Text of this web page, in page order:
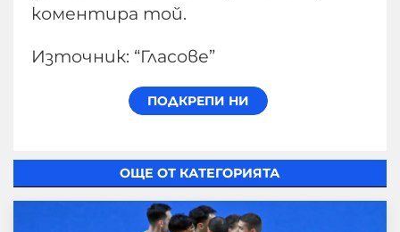
коментира той.
Източник: “Гласове”
ОЩЕ ОТ КАТЕГОРИЯТА